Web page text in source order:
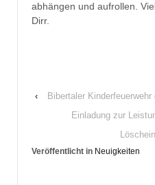
abhängen und aufrollen.
Dirr.
‹
Bibertaler
Einladung zur
Veröffentlicht in Neuigkeiten